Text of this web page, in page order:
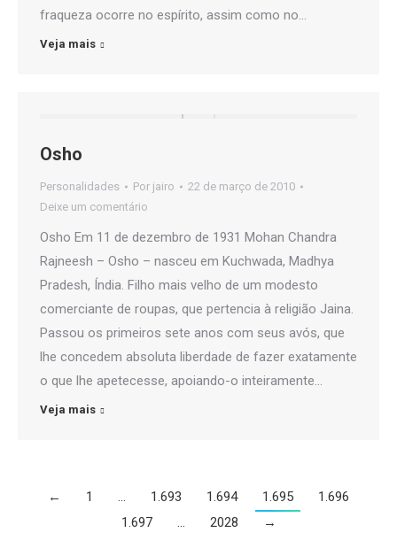
fraqueza ocorre no espírito, assim como no…
Veja mais
Osho
Personalidades Por jairo
22 de março de 2010
Deixe um comentário
Osho Em 11 de dezembro de 1931 Mohan Chandra
Rajneesh – Osho – nasceu em Kuchwada, Madhya
Pradesh, Índia. Filho mais velho de um modesto
comerciante de roupas, que pertencia à religião Jaina.
Passou os primeiros sete anos com seus avós, que
lhe concedem absoluta liberdade de fazer exatamente
o que lhe apetecesse, apoiando-o inteiramente…
Veja mais
← 1 … 1.693 1.694 1.695
1.696
1.697
… 2028 →